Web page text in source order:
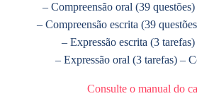
– Compreensão oral (39
– Compreensão escrita (39
– Expressão escrita (3
– Expressão oral (3 tarefas) –
Consulte o manual do